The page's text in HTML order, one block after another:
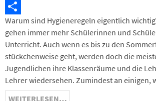
Telegram
Teilen
Warum sind Hygieneregeln eigentlich
gehen immer mehr Schülerinnen und
Unterricht. Auch wenn es bis zu den
stückchenweise geht, werden doch die
Jugendlichen ihre Klassenräume und die
Lehrer wiedersehen. Zumindest an einigen,
WEITERLESEN…